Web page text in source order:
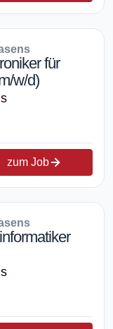
für
w/d)
zum Job